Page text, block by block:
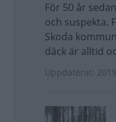
För 50 år
och suspekta.
Skoda
däck är alltid
Uppdaterat: